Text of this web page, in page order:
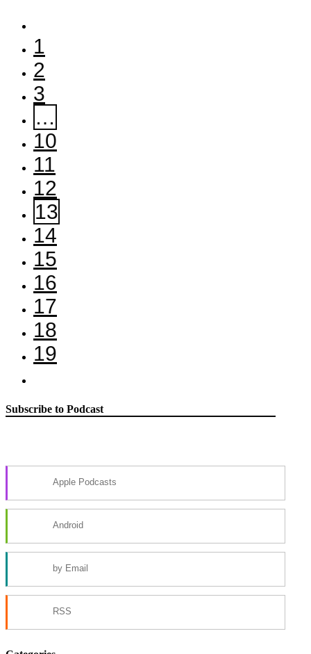
1
2
3
…
10
11
12
13
14
15
16
17
18
19
Subscribe to Podcast
Apple Podcasts
Android
by Email
RSS